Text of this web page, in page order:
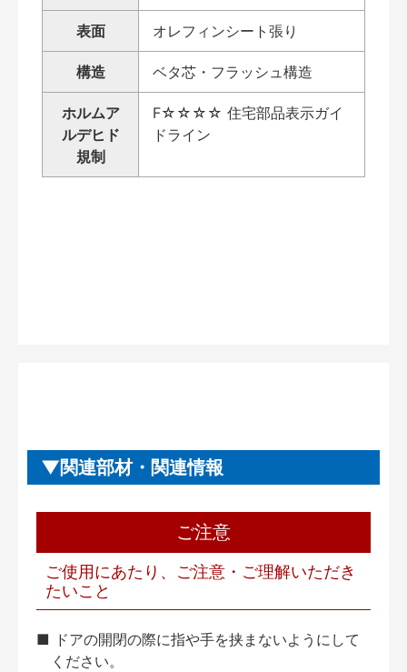
表面 オレフィンシート張り
構造 ベタ芯・フラッシュ構造
ホルムア
ルデヒド
規制
F☆☆☆☆ 住宅部品表示ガイ
ドライン
関連部材・関連情報
ご注意
ご使用にあたり、ご注意・ご理解いただき
たいこと
■ ドアの開閉の際に指や手を挟まないようにして
ください。